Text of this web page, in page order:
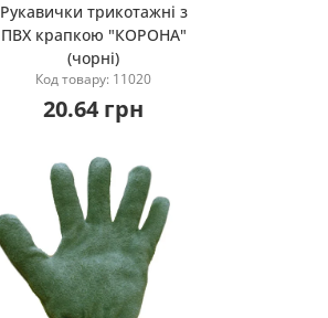
Купити
Рукавички трикотажні з
ПВХ крапкою "КОРОНА"
(чорні)
Код товару: 11020
20.64 грн